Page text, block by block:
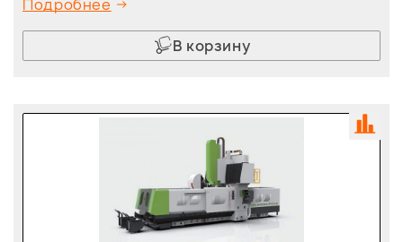
Подробнее
В корзину